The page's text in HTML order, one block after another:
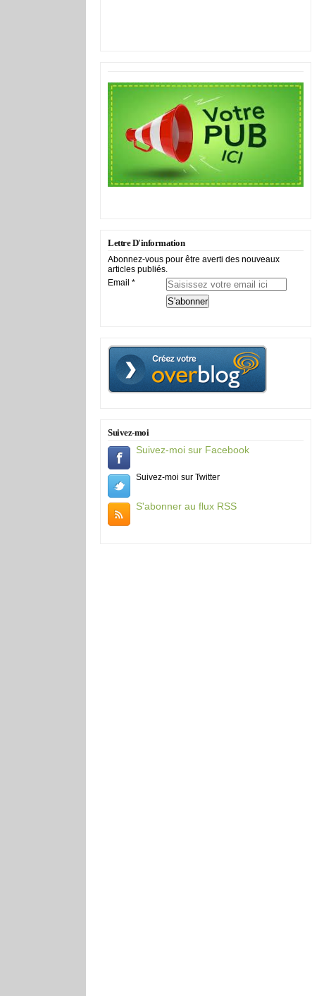
Lettre D'information
Abonnez-vous pour être averti des nouveaux
articles publiés.
Email
Suivez-moi
Suivez-moi sur Facebook
Suivez-moi sur Twitter
S'abonner au flux RSS